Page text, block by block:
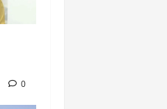
0